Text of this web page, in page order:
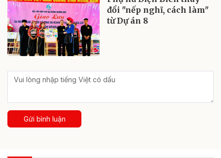
đổi "nếp nghĩ, cách làm"
từ Dự án 8
Gửi bình luận